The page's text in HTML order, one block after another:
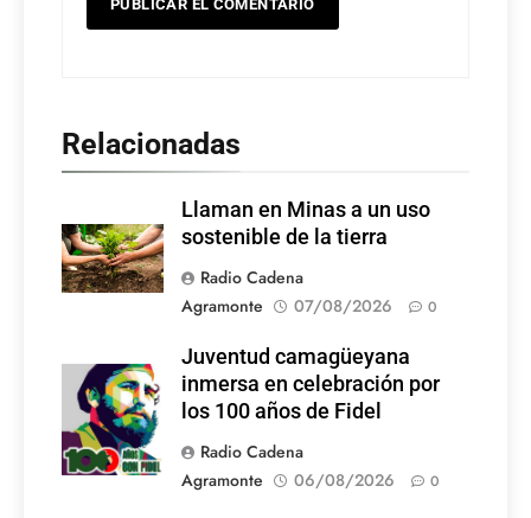
Relacionadas
Llaman en Minas a un uso
sostenible de la tierra
Radio Cadena
Agramonte
07/08/2026 0
Foto: Internet
Juventud camagüeyana
inmersa en celebración por
los 100 años de Fidel
Radio Cadena
Agramonte
06/08/2026 0